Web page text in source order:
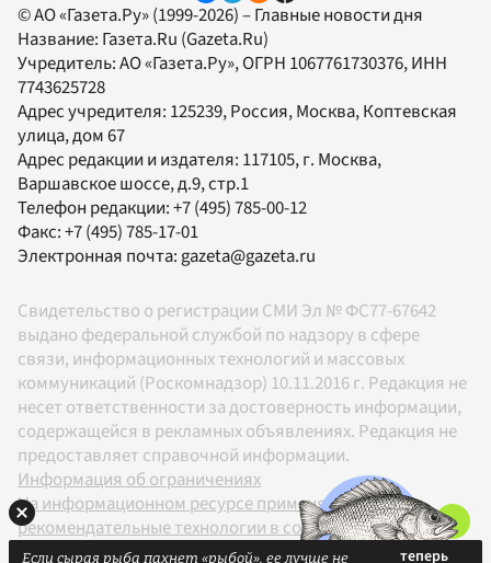
© АО «Газета.Ру» (1999-2026) – Главные новости дня
Название: Газета.Ru (Gazeta.Ru)
Учредитель:АО «Газета.Ру», ОГРН 1067761730376, ИНН
7743625728
Адрес учредителя: 125239, Россия, Москва, Коптевская
улица, дом 67
Адрес редакции и издателя: 117105, г. Москва,
Варшавское шоссе, д.9, стр.1
Телефон редакции:+7 (495) 785-00-12
Факс:+7 (495) 785-17-01
Электронная почта: gazeta@gazeta.ru
Свидетельство о регистрации СМИ Эл № ФС77-67642
выдано федеральной службой по надзору в сфере
связи, информационных технологий и массовых
коммуникаций (Роскомнадзор) 10.11.2016 г. Редакция не
несет ответственности за достоверность информации,
содержащейся в рекламных объявлениях. Редакция не
предоставляет справочной информации.
Информация об ограничениях
На информационном ресурсе применяются
рекомендательные технологии в соответствии с
Правилами
Если сырая рыба пахнет «рыбой», ее лучше не